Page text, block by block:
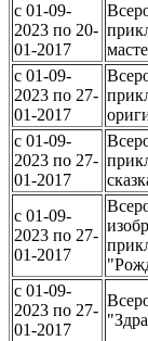
c 01-09-
2023 по 20-
01-2017
c 01-09-
2023 по 27-
01-2017
c 01-09-
2023 по 27-
01-2017
c 01-09-
2023 по 27-
01-2017
c 01-09-
2023 по 27-
01-2017